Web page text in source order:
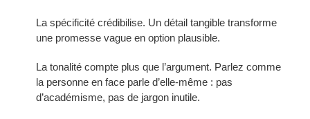
La spécificité crédibilise. Un détail tangible transforme
une promesse vague en option plausible.
La tonalité compte plus que l’argument. Parlez comme
la personne en face parle d’elle-même : pas
d’académisme, pas de jargon inutile.